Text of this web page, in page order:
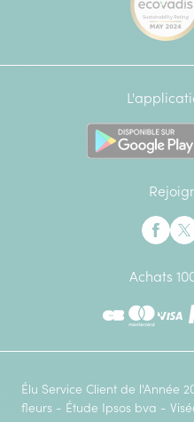
Achats
CB Mastercard
Élu Service Client de l'Année
fleurs - Étude Ipsos bva -